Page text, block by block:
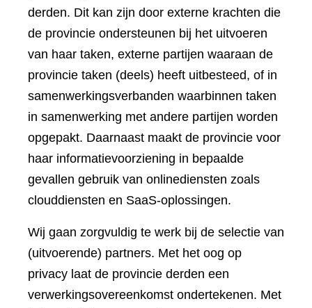
derden. Dit kan zijn door externe krachten die
de provincie ondersteunen bij het uitvoeren
van haar taken, externe partijen waaraan de
provincie taken (deels) heeft uitbesteed, of in
samenwerkingsverbanden waarbinnen taken
in samenwerking met andere partijen worden
opgepakt. Daarnaast maakt de provincie voor
haar informatievoorziening in bepaalde
gevallen gebruik van onlinediensten zoals
clouddiensten en SaaS-oplossingen.
Wij gaan zorgvuldig te werk bij de selectie van
(uitvoerende) partners. Met het oog op
privacy laat de provincie derden een
verwerkingsovereenkomst ondertekenen. Met